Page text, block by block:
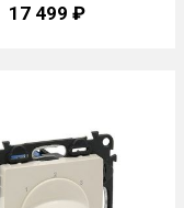
17 499 ₽